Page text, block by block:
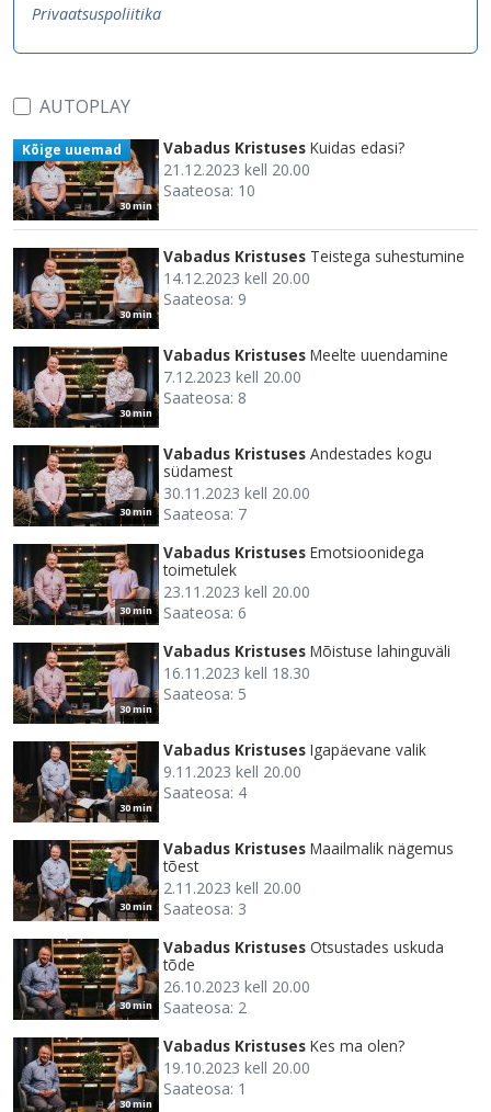
Privaatsuspoliitika
AUTOPLAY
30 min
Kõige uuemad Vabadus Kristuses Kuidas edasi?
21.12.2023 kell 20.00
Saateosa: 10
30 min
Vabadus Kristuses Teistega suhestumine
14.12.2023 kell 20.00
Saateosa: 9
30 min
Vabadus Kristuses Meelte uuendamine
7.12.2023 kell 20.00
Saateosa: 8
30 min
Vabadus Kristuses Andestades kogu
südamest
30.11.2023 kell 20.00
Saateosa: 7
30 min
Vabadus Kristuses Emotsioonidega
toimetulek
23.11.2023 kell 20.00
Saateosa: 6
30 min
Vabadus Kristuses Mõistuse lahinguväli
16.11.2023 kell 18.30
Saateosa: 5
30 min
Vabadus Kristuses Igapäevane valik
9.11.2023 kell 20.00
Saateosa: 4
30 min
Vabadus Kristuses Maailmalik nägemus
tõest
2.11.2023 kell 20.00
Saateosa: 3
30 min
Vabadus Kristuses Otsustades uskuda
tõde
26.10.2023 kell 20.00
Saateosa: 2
30 min
Vabadus Kristuses Kes ma olen?
19.10.2023 kell 20.00
Saateosa: 1